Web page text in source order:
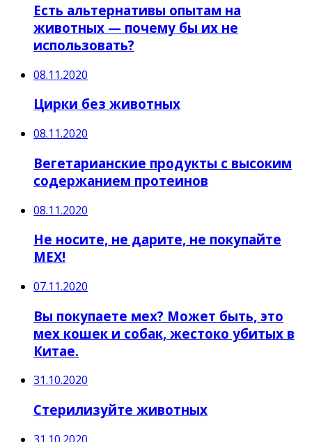
Есть альтернативы опытам на
животных — почему бы их не
использовать?
08.11.2020
Цирки без животных
08.11.2020
Вегетарианские продукты с высоким
содержанием протеинов
08.11.2020
Не носите, не дарите, не покупайте
МЕХ!
07.11.2020
Вы покупаете мех? Может быть, это
мех кошек и собак, жестоко убитых в
Китае.
31.10.2020
Стерилизуйте животных